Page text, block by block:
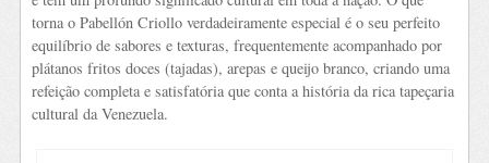
torna o Pabellón Criollo verdadeiramente especial é o seu perfeito
equilíbrio de sabores e texturas, frequentemente acompanhado por
plátanos fritos doces (tajadas), arepas e queijo branco, criando uma
refeição completa e satisfatória que conta a história da rica tapeçaria
cultural da Venezuela.